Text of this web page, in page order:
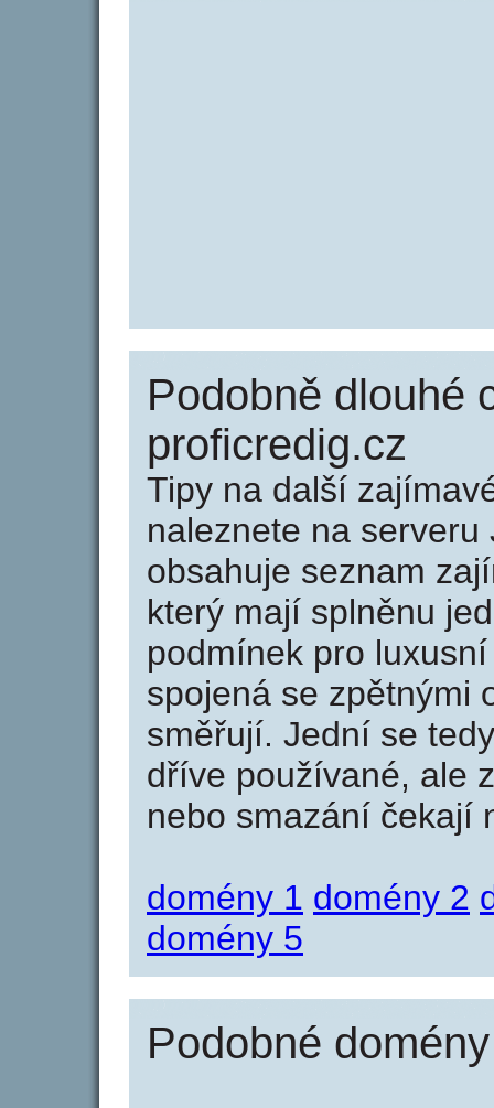
Podobně dlouhé
proficredig.cz
Tipy na další
naleznete na serveru
obsahuje seznam
který mají splněnu
podmínek pro
spojená se zpětnými
směřují. Jední se
dříve používané, ale
nebo smazání čekají
domény 1 domény 2
domény 5
Podobné